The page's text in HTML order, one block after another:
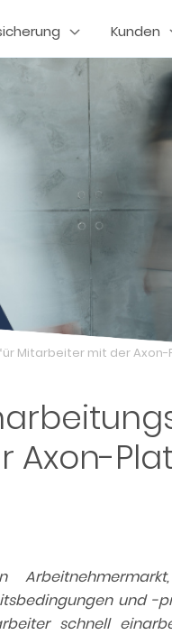
Kunden
Mitarbeiter mit der
Axon-
und -
schnell